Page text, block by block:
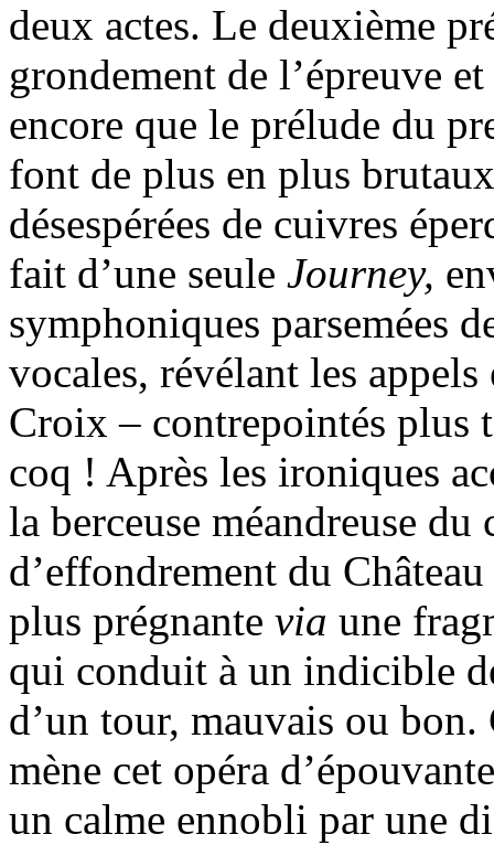
deux actes. Le deuxième
grondement de l’épreuve
encore que le prélude du
font de plus en plus
désespérées de cuivres
fait d’une seule Journey,
symphoniques parsemées
vocales, révélant les
Croix – contrepointés plus
coq ! Après les ironiques
la berceuse méandreuse
d’effondrement du
plus prégnante via une
qui conduit à un indicible
d’un tour, mauvais ou
mène cet opéra
un calme ennobli par une